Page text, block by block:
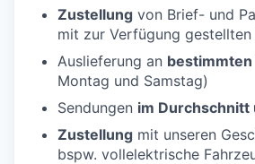
Zustellung von Brief- und
mit zur Verfügung
Auslieferung an bestimmten
Montag und Samstag)
Sendungen im Durchschnitt
Zustellung mit unseren
bspw. vollelektrische